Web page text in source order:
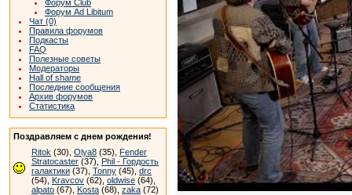
Форум Club
Форум Ad Libitum
Чат (0)
Правила форумов
Подкасты
FAQ
Полезные советы
Модераторы
Hall of shame
Последние сообщения
Архив форумов
Статистика
Поздравляем с днем рождения!
Ritok (30), Olya8 (35), Fender
Stratocaster (37), Phil - Гордость
галактики (37), Tonny (45), drc
(54), Kravcov (62), oldwise (64),
alpato (67), Kosta (68), zaka (72)